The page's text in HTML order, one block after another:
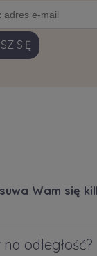
SIĘ
Wam się
odległość?